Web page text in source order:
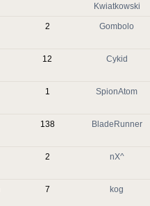
Kwiatkowski
2 Gombolo
12 Cykid
1 SpionAtom
138 BladeRunner
2 nX^
7 kog